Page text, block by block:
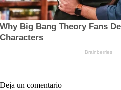
Deja un comentario